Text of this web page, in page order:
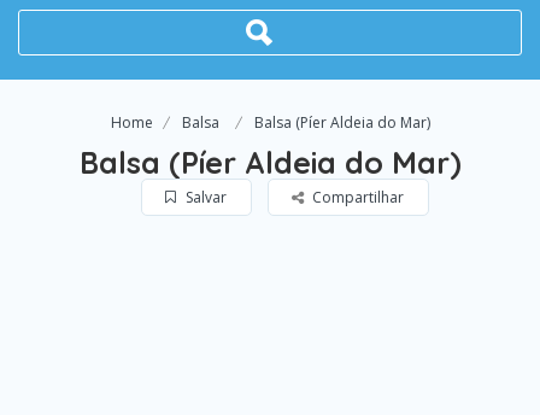
Home Balsa Balsa (Píer Aldeia do Mar)
Balsa (Píer Aldeia do Mar)
Salvar Compartilhar